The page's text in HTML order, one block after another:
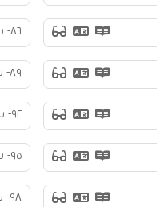
٨٦- سورة الطارق
٨٩- سورة الفجر
٩٢- سورة الليل
٩٥- سورة التين
٩٨- سورة البينة